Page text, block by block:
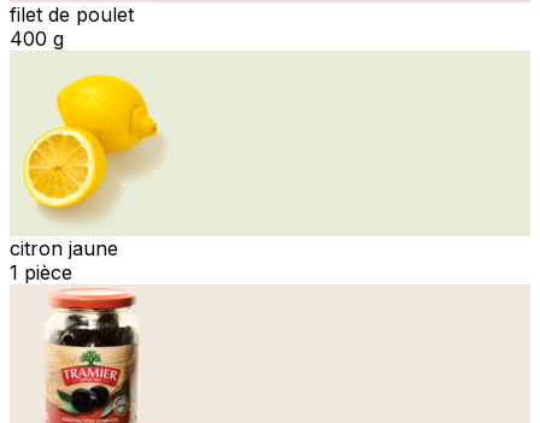
filet de poulet
400 g
citron jaune
1 pièce